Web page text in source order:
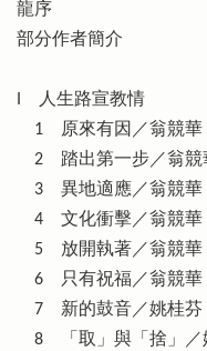
龍序
部分作者簡介
I 人生路宣教情
1 原來有因／翁競華
2 踏出第一步／翁競
3 異地適應／翁競華
4 文化衝擊／翁競華
5 放開執著／翁競華
6 只有祝福／翁競華
7 新的鼓音／姚桂芬
8 「取」與「捨」／